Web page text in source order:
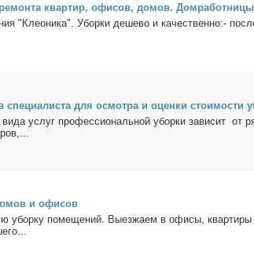
квар­тир, офи­сов, до­мов. Дом­ра­бот­ни­цы
"Клео­ни­ка". Убор­ки де­ше­во и ка­че­ствен­но:-
спе­ци­а­ли­ста для осмот­ра и оцен­ки сто­и­мо­сти
услуг про­фес­сио­наль­ной убор­ки за­ви­сит от
и офи­сов
убор­ку по­ме­ще­ний. Вы­ез­жа­ем в офи­сы,